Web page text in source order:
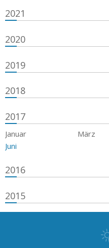
2021
2020
2019
2018
2017
Januar März
Juni
2016
2015